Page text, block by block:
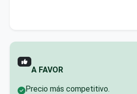
A FAVOR
Precio más competitivo.